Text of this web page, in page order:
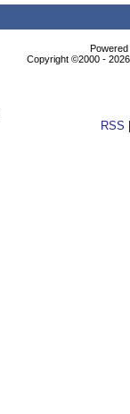
Copyright ©2000 -
RSS